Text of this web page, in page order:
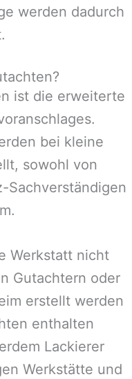
werden dadurch
ist die erweiterte
bei kleine
sowohl von
Sachverständigen
.
Werkstatt nicht
Gutachtern oder
erstellt werden
enthalten
Lackierer
Werkstätte und